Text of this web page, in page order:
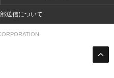
送信について